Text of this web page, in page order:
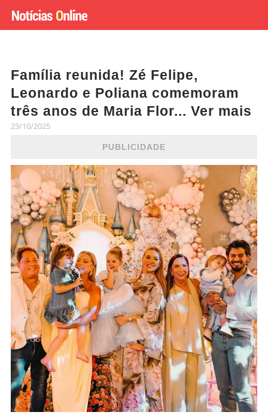
Família reunida! Zé Felipe,
Leonardo e Poliana comemoram
três anos de Maria Flor... Ver mais
23/10/2025
PUBLICIDADE